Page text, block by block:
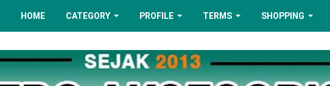
HOME CATEGORY PROFILE TERMS SHOPPING